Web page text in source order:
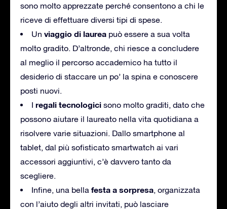
sono molto apprezzate perché consentono a chi le
riceve di effettuare diversi tipi di spese.
Un viaggio di laurea può essere a sua volta
molto gradito. D’altronde, chi riesce a concludere
al meglio il percorso accademico ha tutto il
desiderio di staccare un po’ la spina e conoscere
posti nuovi.
I regali tecnologici sono molto graditi, dato che
possono aiutare il laureato nella vita quotidiana a
risolvere varie situazioni. Dallo smartphone al
tablet, dal più sofisticato smartwatch ai vari
accessori aggiuntivi, c’è davvero tanto da
scegliere.
Infine, una bella festa a sorpresa, organizzata
con l’aiuto degli altri invitati, può lasciare